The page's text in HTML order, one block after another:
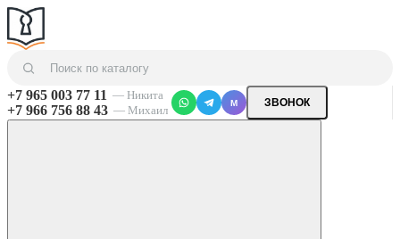
+7 965 003 77 11 — Никита
+7 966 756 88 43 — Михаил
M ЗВОНОК